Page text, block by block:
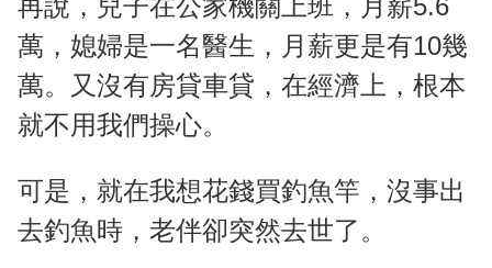
萬，媳婦是一名醫生，月薪更是有10幾
萬。又沒有房貸車貸，在經濟上，根本
就不用我們操心。
可是，就在我想花錢買釣魚竿，沒事出
去釣魚時，老伴卻突然去世了。